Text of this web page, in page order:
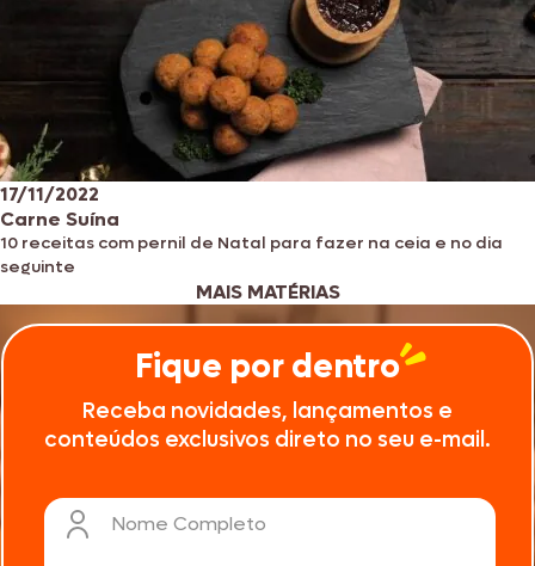
17/11/2022
Carne Suína
10 receitas com pernil de Natal para fazer na ceia e no dia
seguinte
MAIS MATÉRIAS
Fique por dentro
Receba novidades, lançamentos e
conteúdos exclusivos direto no seu e-mail.
Nome Completo